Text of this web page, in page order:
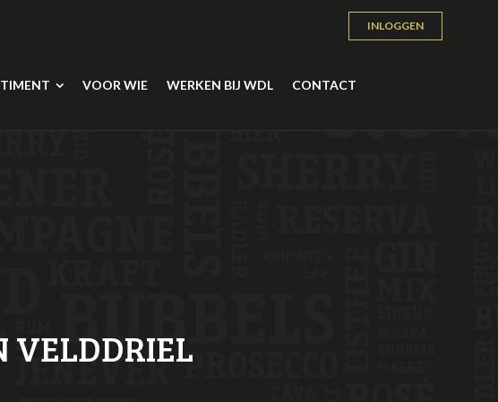
INLOGGEN
VOOR WIE WERKEN BIJ WDL CONTACT
VELDDRIEL